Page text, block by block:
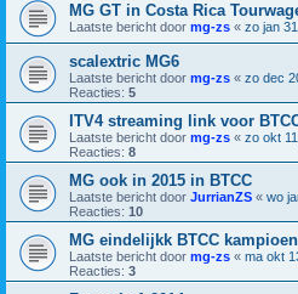
MG GT in Costa Rica
Laatste bericht door mg-zs « zo jan
scalextric MG6
Laatste bericht door mg-zs « zo dec
Reacties: 5
ITV4 streaming link voor
Laatste bericht door mg-zs « zo okt
Reacties: 8
MG ook in 2015 in BTCC
Laatste bericht door JurrianZS « wo
Reacties: 10
MG eindelijkk BTCC kampioen
Laatste bericht door mg-zs « ma okt
Reacties: 3